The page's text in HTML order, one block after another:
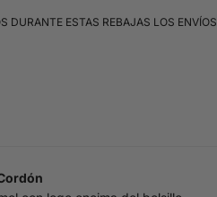
DURANTE ESTAS REBAJAS LOS ENVÍOS